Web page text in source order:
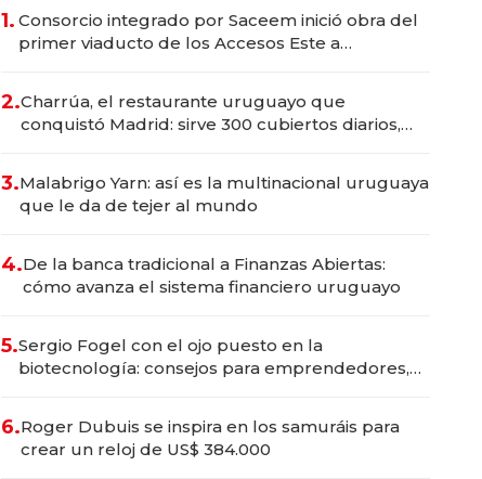
1. Consorcio integrado por Saceem inició obra del
primer viaducto de los Accesos Este a
2.Charrúa, el restaurante uruguayo que
conquistó Madrid: sirve 300 cubiertos diarios,
3.Malabrigo Yarn: así es la multinacional uruguaya
que le da de tejer al mundo
4.De la banca tradicional a Finanzas Abiertas:
cómo avanza el sistema financiero uruguayo
5.Sergio Fogel con el ojo puesto en la
biotecnología: consejos para emprendedores,
6.Roger Dubuis se inspira en los samuráis para
crear un reloj de US$ 384.000